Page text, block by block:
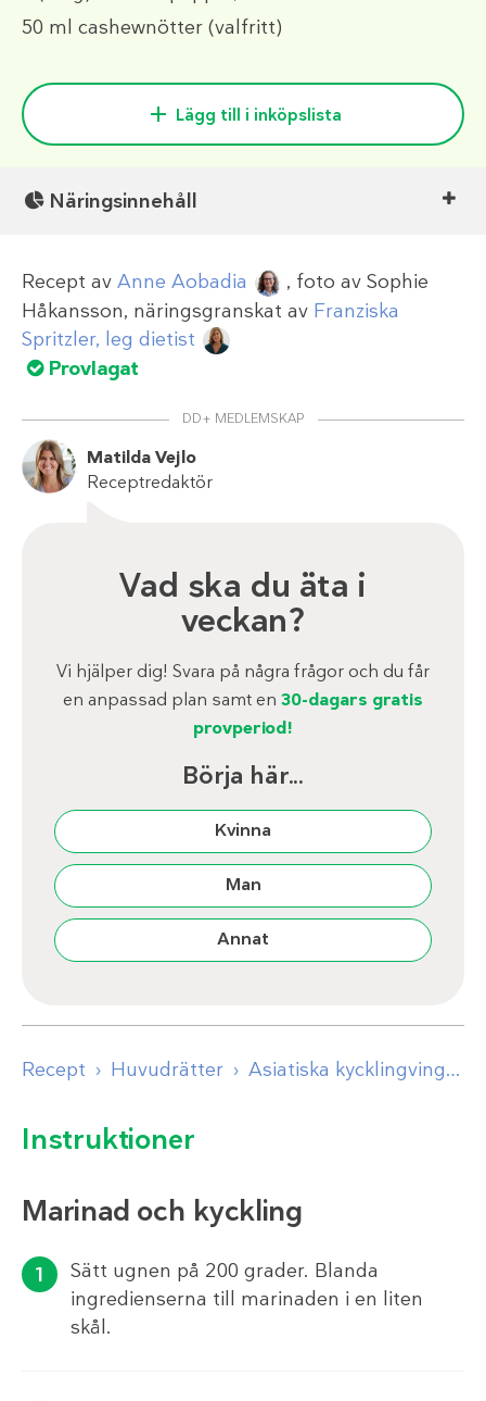
50 ml cashewnötter (valfritt)
Lägg till i inköpslista
Näringsinnehåll
Recept av Anne Aobadia , foto av Sophie
Håkansson, näringsgranskat av Franziska
Spritzler, leg dietist
Provlagat
DD+ MEDLEMSKAP
Matilda Vejlo
Receptredaktör
Vad ska du äta i
veckan?
Vi hjälper dig! Svara på några frågor och du får
en anpassad plan samt en 30-dagars gratis
provperiod!
Börja här...
Kvinna
Man
Annat
Recept Huvudrätter Asiatiska kycklingvingar med pak choi
Instruktioner
Marinad och kyckling
Sätt ugnen på 200 grader. Blanda
ingredienserna till marinaden i en liten
skål.